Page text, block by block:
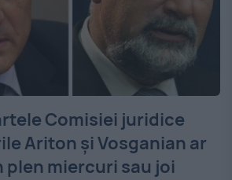
Comisiei juridice
Ariton şi Vosganian ar
miercuri sau joi